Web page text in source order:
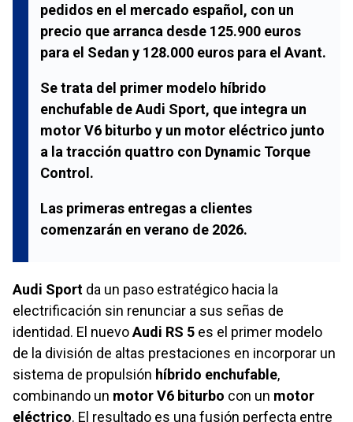
pedidos en el mercado español, con un
precio que arranca desde 125.900 euros
para el Sedan y 128.000 euros para el Avant.
Se trata del primer modelo híbrido
enchufable de Audi Sport, que integra un
motor V6 biturbo y un motor eléctrico junto
a la tracción quattro con Dynamic Torque
Control.
Las primeras entregas a clientes
comenzarán en verano de 2026.
Audi Sport da un paso estratégico hacia la
electrificación sin renunciar a sus señas de
identidad. El nuevoAudi RS 5 es el primer modelo
de la división de altas prestaciones en incorporar un
sistema de propulsión híbrido enchufable,
combinando un motor V6 biturbo con un motor
eléctrico. El resultado es una fusión perfecta entre